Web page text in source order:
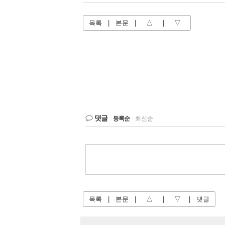
목록 본문 △ ▽
댓글 등록순 최신순
목록 본문 △ ▽ 댓글